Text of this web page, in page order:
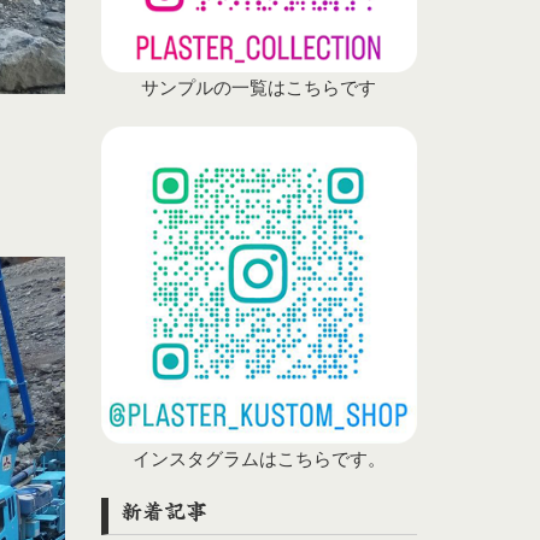
サンプルの一覧はこちらです
インスタグラムはこちらです。
新着記事